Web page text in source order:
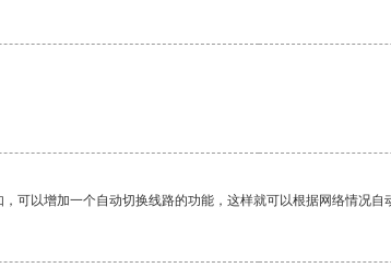
可以增加一个自动切换线路的功能，这样就可以根据网络情况自